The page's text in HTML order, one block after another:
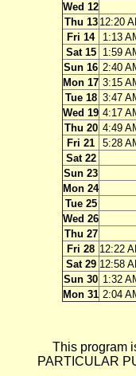
Wed 12
Thu 13 12:20
Fri 14
1:13
Sat 15
1:59
Sun 16 2:40
Mon 17 3:15
Tue 18 3:47
Wed 19 4:17
Thu 20 4:49
Fri 21
5:28
Sat 22
Sun 23
Mon 24
Tue 25
Wed 26
Thu 27
Fri 28 12:22
Sat 29 12:58
Sun 30 1:32
Mon 31 2:04
This program
PARTICULAR